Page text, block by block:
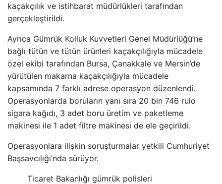
kaçakçılık ve istihbarat müdürlükleri tarafından
gerçekleştirildi.
Ayrıca Gümrük Kolluk Kuvvetleri Genel Müdürlüğü’ne
bağlı tütün ve tütün ürünleri kaçakçılığıyla mücadele
özel ekibi tarafından Bursa, Çanakkale ve Mersin’de
yürütülen makarna kaçakçılığıyla mücadele
kapsamında 7 farklı adrese operasyon düzenlendi.
Operasyonlarda boruların yanı sıra 20 bin 746 rulo
sigara kağıdı, 3 adet boru üretim ve paketleme
makinesi ile 1 adet filtre makinesi de ele geçirildi.
Operasyonlara ilişkin soruşturmalar yetkili Cumhuriyet
Başsavcılığı’nda sürüyor.
Ticaret Bakanlığı gümrük polisleri